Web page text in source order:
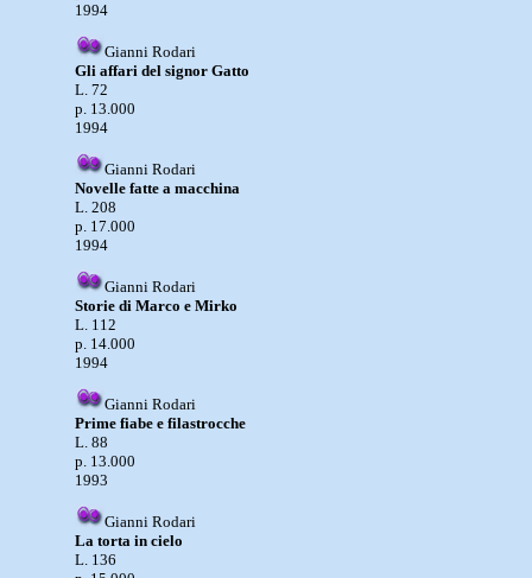
1994
Gianni Rodari
Gli affari del signor Gatto
L. 72
p. 13.000
1994
Gianni Rodari
Novelle fatte a macchina
L. 208
p. 17.000
1994
Gianni Rodari
Storie di Marco e Mirko
L. 112
p. 14.000
1994
Gianni Rodari
Prime fiabe e filastrocche
L. 88
p. 13.000
1993
Gianni Rodari
La torta in cielo
L. 136